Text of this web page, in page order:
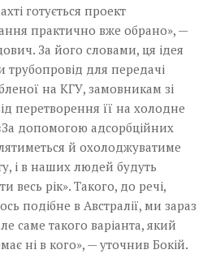
готується проект
практично вже обрано», —
За його словами, ця ідея
трубопровід для передачі
на КГУ, замовникам зі
перетворення її на холодне
допомогою адсорбційних
й охолоджуватиме
і в наших людей будуть
весь рік». Такого, до речі,
подібне в Австралії, ми зараз
саме такого варіанта, який
ні в кого», — уточнив Бокій.